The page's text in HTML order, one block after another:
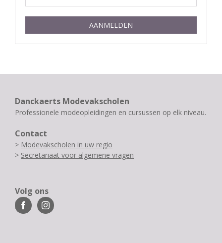
AANMELDEN
Danckaerts Modevakscholen
Professionele modeopleidingen en cursussen op elk niveau.
Contact
> Modevakscholen in uw regio
> Secretariaat voor algemene vragen
Volg ons